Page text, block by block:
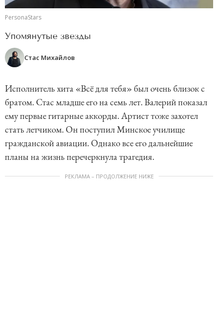
PersonaStars
Упомянутые звезды
Стас Михайлов
Исполнитель хита «Всё для тебя» был очень близок с
братом. Стас младше его на семь лет. Валерий показал
ему первые гитарные аккорды. Артист тоже захотел
стать летчиком. Он поступил Минское училище
гражданской авиации. Однако все его дальнейшие
планы на жизнь перечеркнула трагедия.
РЕКЛАМА – ПРОДОЛЖЕНИЕ НИЖЕ